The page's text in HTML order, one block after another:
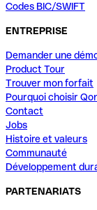
Codes BIC/SWIFT
ENTREPRISE
Demander une
Product Tour
Trouver mon forfait
Pourquoi choisir
Contact
Jobs
Histoire et valeurs
Communauté
Développement
PARTENARIATS